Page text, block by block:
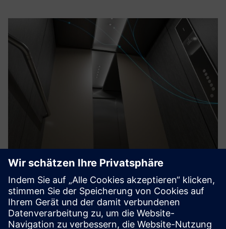
KONE operational API’s
Durch die Integration von KONE mit Siemens Building X ist
der KONE-Aufzugsstatus in Echtzeit verfügbar. Wenn zum
Beispiel ein Aufzug aufgrund einer Störung oder